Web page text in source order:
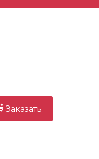
Заказать